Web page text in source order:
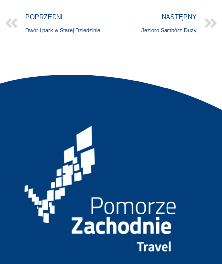
POPRZEDNI
Dwór i park w Starej Dziedzinie
NASTĘPNY
Jezioro Sambórz Duży